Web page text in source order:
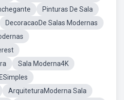
Pinturas De Sala
DecoracaoDe Salas Modernas
Sala Moderna4K
ArquiteturaModerna Sala